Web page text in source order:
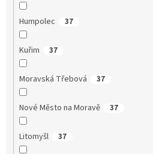
Humpolec 37
Kuřim 37
Moravská Třebová 37
Nové Město na Moravě 37
Litomyšl 37